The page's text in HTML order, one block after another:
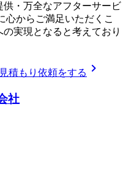
・万全なアフターサービ
心からご満足いただくこ
実現となると考えており
積もり依頼をする chevron_right
社